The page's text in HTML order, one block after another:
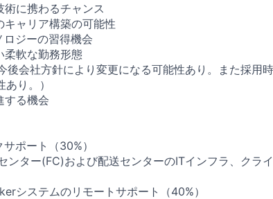
に携わるチャンス
キャリア構築の可能性
ジーの習得機会
柔軟な勤務形態
後会社方針により変更になる可能性あり。また採用
り。）
する機会
ポート（30%）
ンター(FC)および配送センターのITインフラ、クラ
システムのリモートサポート（40%）